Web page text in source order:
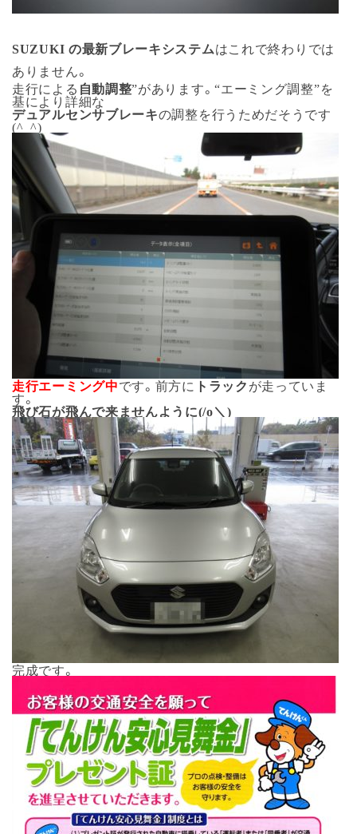
SUZUKI の最新ブレーキシステムはこれで終わりでは
ありません。
走行による 自動調整”があります。“エーミング調整”を
基により詳細な
デュアルセンサブレーキの調整を行うためだそうです
(^_^)
走行エーミング中です。前方にトラックが走っていま
す。
飛び石が飛んで来ませんように(/o＼)
完成です。